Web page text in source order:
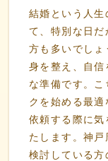
結婚という人生
て、特別な日だ
方も多いでし
身を整え、自信
な準備です。
クを始める最適
依頼する際に
たします。神
検討している方